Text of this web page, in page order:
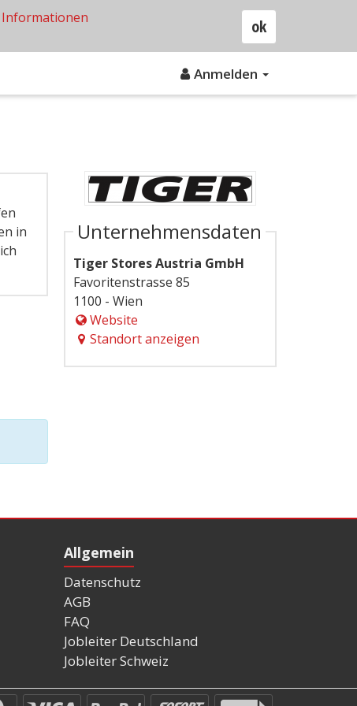
Anmelden
in
Unternehmensdaten
Tiger Stores Austria GmbH
Favoritenstrasse 85
1100 - Wien
Website
Standort anzeigen
Allgemein
Datenschutz
AGB
FAQ
Jobleiter Deutschland
Jobleiter Schweiz
ok